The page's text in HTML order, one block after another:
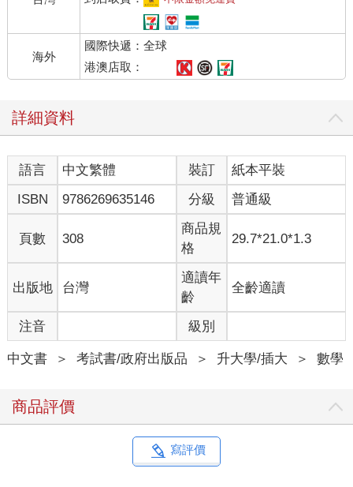
海外
國際快遞：全球
港澳店取：
詳細資料
語言 中文繁體 裝訂
紙本平裝
ISBN
9786269635146 分級 普通級
頁數 308
商品規
格
29.7*21.0*1.3
出版地 台灣
適讀年
齡
全齡適讀
注音 級別
中文書 ＞ 考試書/政府出版品 ＞ 升大學/插大 ＞ 數學
商品評價
寫評價